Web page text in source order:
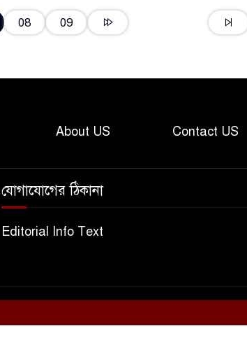
08 09
About US Contact US
যোগাযোগের ঠিকানা
Editorial Info Text